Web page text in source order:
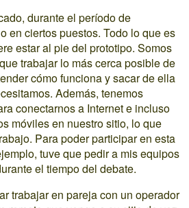
durante el período de
en ciertos puestos. Todo lo que es
estar al pie del prototipo. Somos
trabajar lo más cerca posible de
cómo funciona y sacar de ella
Además, tenemos
conectarnos a Internet e incluso
móviles en nuestro sitio, lo que
Para poder participar en esta
tuve que pedir a mis equipos
el tiempo del debate.
trabajar en pareja con un operador